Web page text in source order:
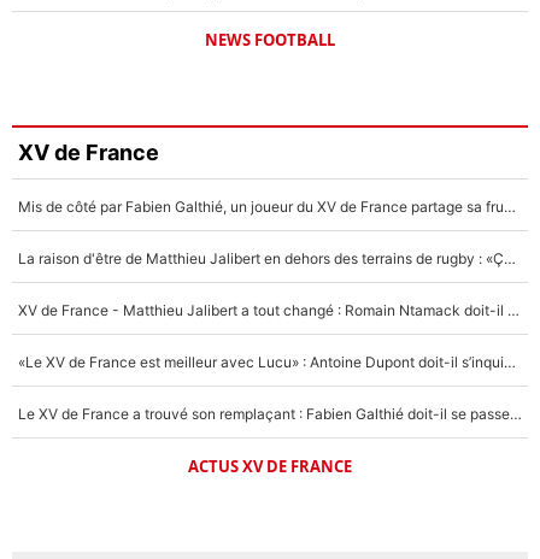
NEWS FOOTBALL
XV de France
Mis de côté par Fabien Galthié, un joueur du XV de France partage sa frustration : «ils ne me l’ont pas dit tout de suite»
La raison d'être de Matthieu Jalibert en dehors des terrains de rugby : «Ça m'atteint autant que si tu touches à un membre de ma famille»
XV de France - Matthieu Jalibert a tout changé : Romain Ntamack doit-il s’inquiéter pour sa place à un an de la Coupe du monde ?
«Le XV de France est meilleur avec Lucu» : Antoine Dupont doit-il s’inquiéter pour sa place ?
Le XV de France a trouvé son remplaçant : Fabien Galthié doit-il se passer d'Antoine Dupont ?
ACTUS XV DE FRANCE